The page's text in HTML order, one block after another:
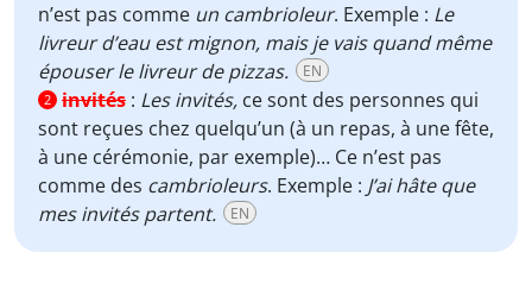
n’est pas comme un cambrioleur. Exemple : Le
livreur d’eau est mignon, mais je vais quand même
épouser le livreur de pizzas.
EN
2 invités : Les invités, ce sont des personnes qui
sont reçues chez quelqu’un (à un repas, à une fête,
à une cérémonie, par exemple)… Ce n’est pas
comme des cambrioleurs. Exemple : J’ai hâte que
mes invités partent.
EN